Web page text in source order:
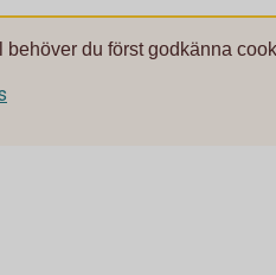
behöver du först godkänna